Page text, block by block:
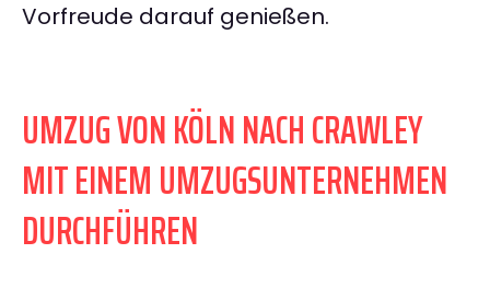
Vorfreude darauf genießen.
UMZUG VON KÖLN NACH CRAWLEY
MIT EINEM UMZUGSUNTERNEHMEN
DURCHFÜHREN